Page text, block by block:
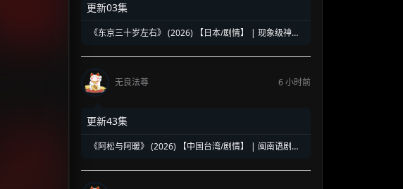
更新03集
《东京三十岁左右》 (2026) 【日本/剧情】 | 现象级神剧
无良法尊 6 小时前
更新43集
《阿松与阿暖》 (2026) 【中国台湾/剧情】 | 闽南语剧视